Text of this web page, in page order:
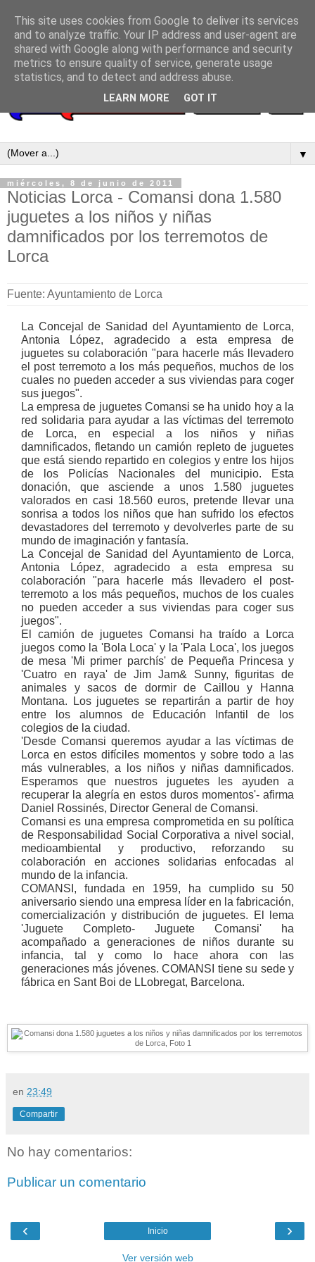
▼
miércoles, 8 de junio de 2011
Noticias Lorca - Comansi dona 1.580
juguetes a los niños y niñas
damnificados por los terremotos de
Lorca
Fuente: Ayuntamiento de Lorca
La Concejal de Sanidad del Ayuntamiento de Lorca,
Antonia López, agradecido a esta empresa de
juguetes su colaboración "para hacerle más llevadero
el post terremoto a los más pequeños, muchos de los
cuales no pueden acceder a sus viviendas para coger
sus juegos".
La empresa de juguetes Comansi se ha unido hoy a la
red solidaria para ayudar a las víctimas del terremoto
de Lorca, en especial a los niños y niñas
damnificados, fletando un camión repleto de juguetes
que está siendo repartido en colegios y entre los hijos
de los Policías Nacionales del municipio. Esta
donación, que asciende a unos 1.580 juguetes
valorados en casi 18.560 euros, pretende llevar una
sonrisa a todos los niños que han sufrido los efectos
devastadores del terremoto y devolverles parte de su
mundo de imaginación y fantasía.
La Concejal de Sanidad del Ayuntamiento de Lorca,
Antonia López, agradecido a esta empresa su
colaboración "para hacerle más llevadero el post-
terremoto a los más pequeños, muchos de los cuales
no pueden acceder a sus viviendas para coger sus
juegos".
El camión de juguetes Comansi ha traído a Lorca
juegos como la 'Bola Loca' y la 'Pala Loca', los juegos
de mesa 'Mi primer parchís' de Pequeña Princesa y
'Cuatro en raya' de Jim Jam& Sunny, figuritas de
animales y sacos de dormir de Caillou y Hanna
Montana. Los juguetes se repartirán a partir de hoy
entre los alumnos de Educación Infantil de los
colegios de la ciudad.
'Desde Comansi queremos ayudar a las víctimas de
Lorca en estos difíciles momentos y sobre todo a las
más vulnerables, a los niños y niñas damnificados.
Esperamos que nuestros juguetes les ayuden a
recuperar la alegría en estos duros momentos'- afirma
Daniel Rossinés, Director General de Comansi.
Comansi es una empresa comprometida en su política
de Responsabilidad Social Corporativa a nivel social,
medioambiental y productivo, reforzando su
colaboración en acciones solidarias enfocadas al
mundo de la infancia.
COMANSI, fundada en 1959, ha cumplido su 50
aniversario siendo una empresa líder en la fabricación,
comercialización y distribución de juguetes. El lema
'Juguete Completo- Juguete Comansi' ha
acompañado a generaciones de niños durante su
infancia, tal y como lo hace ahora con las
generaciones más jóvenes. COMANSI tiene su sede y
fábrica en Sant Boi de LLobregat, Barcelona.
en 23:49
Compartir
No hay comentarios:
Publicar un comentario
‹ ›
Inicio
Ver versión web
This site uses cookies from Google to deliver its services
and to analyze traffic. Your IP address and user-agent are
shared with Google along with performance and security
metrics to ensure quality of service, generate usage
statistics, and to detect and address abuse.
LEARN MORE GOT IT